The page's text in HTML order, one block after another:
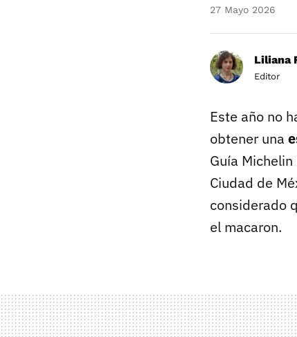
27 Mayo 2026
Liliana
Editor
Este año no
obtener una
Guía
Ciudad de
considerado
el macaron.